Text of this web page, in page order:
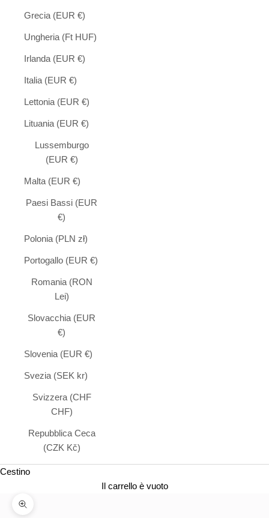
Grecia (EUR €)
Ungheria (Ft HUF)
Irlanda (EUR €)
Italia (EUR €)
Lettonia (EUR €)
Lituania (EUR €)
Lussemburgo
(EUR €)
Malta (EUR €)
Paesi Bassi (EUR
€)
Polonia (PLN zł)
Portogallo (EUR €)
Romania (RON
Lei)
Slovacchia (EUR
€)
Slovenia (EUR €)
Svezia (SEK kr)
Svizzera (CHF
CHF)
Repubblica Ceca
(CZK Kč)
Cestino
Il carrello è vuoto
Ingrandire l'immagine